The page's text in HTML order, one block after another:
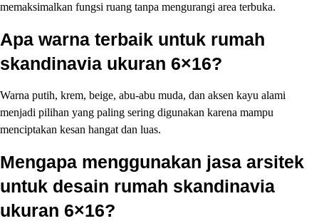
memaksimalkan fungsi ruang tanpa mengurangi area terbuka.
Apa warna terbaik untuk rumah
skandinavia ukuran 6×16?
Warna putih, krem, beige, abu-abu muda, dan aksen kayu alami
menjadi pilihan yang paling sering digunakan karena mampu
menciptakan kesan hangat dan luas.
Mengapa menggunakan jasa arsitek
untuk desain rumah skandinavia
ukuran 6×16?